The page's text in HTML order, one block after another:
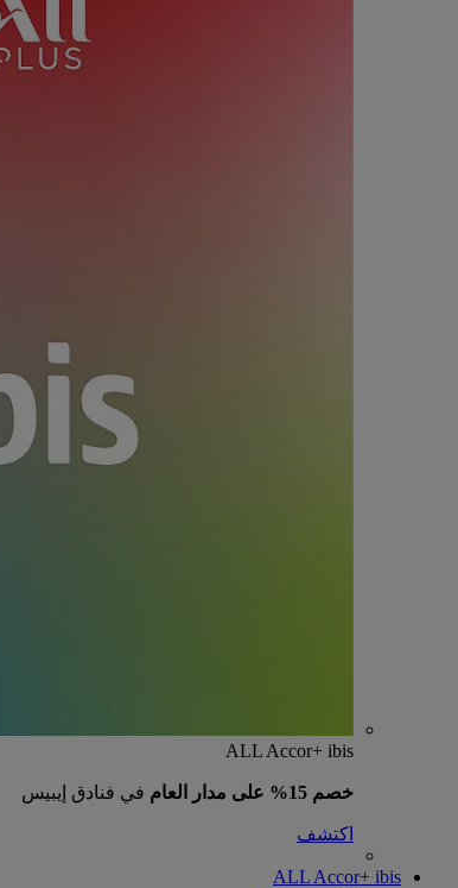
ALL Accor+ ibis
خصم 15% على مدار العام في فنادق إيبيس
اكتشف
ALL Accor+ ibis